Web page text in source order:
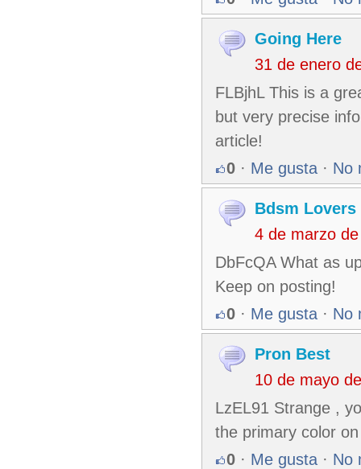
Going Here
31 de enero
FLBjhL This is a
but very precise
article!
0 · Me gusta · No
Bdsm Lovers
4 de marzo
DbFcQA What as
Keep on posting!
0 · Me gusta · No
Pron Best
10 de mayo
LzEL91 Strange ,
the primary color
0 · Me gusta · No